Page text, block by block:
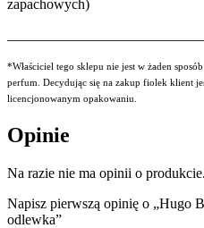
zapachowych)
*Właściciel tego sklepu nie jest w żaden
perfum. Decydując się na zakup fiolek klient
licencjonowanym opakowaniu.
Opinie
Na razie nie ma opinii o produkcie.
Napisz pierwszą opinię o „Hugo
odlewka”